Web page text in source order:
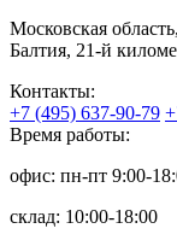
Московская
Балтия, 21-й
Контакты:
+7 (495) 637-90-79
Время работы:
офис: пн-пт 9:00-
склад: 10:00-18:00